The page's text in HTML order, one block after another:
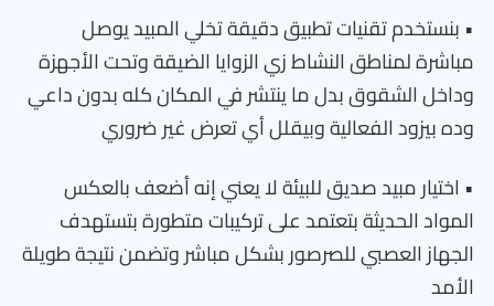
• بنستخدم تقنيات تطبيق دقيقة تخلي المبيد يوصل
مباشرة لمناطق النشاط زي الزوايا الضيقة وتحت الأجهزة
وداخل الشقوق بدل ما ينتشر في المكان كله بدون داعي
وده بيزود الفعالية وبيقلل أي تعرض غير ضروري
• اختيار مبيد صديق للبيئة لا يعني إنه أضعف بالعكس
المواد الحديثة بتعتمد على تركيبات متطورة بتستهدف
الجهاز العصبي للصرصور بشكل مباشر وتضمن نتيجة طويلة
الأمد